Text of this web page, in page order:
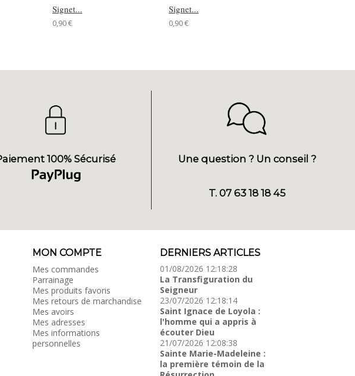
Signet...
0,90 €
Signet...
0,90 €
100% Sécurisé Une question ? Un conseil ?
T. 07 63 18 18 45
MON COMPTE
Mes commandes
Parrainage
Mes produits favoris
Mes retours de marchandise
Mes avoirs
Mes adresses
Mes informations
personnelles
DERNIERS ARTICLES
01/08/2026 12:18:28
La Transfiguration du
Seigneur
23/07/2026 12:18:14
Saint Ignace de Loyola :
l'homme qui a appris à
écouter Dieu
21/07/2026 12:08:38
Sainte Marie-Madeleine :
la première témoin de la